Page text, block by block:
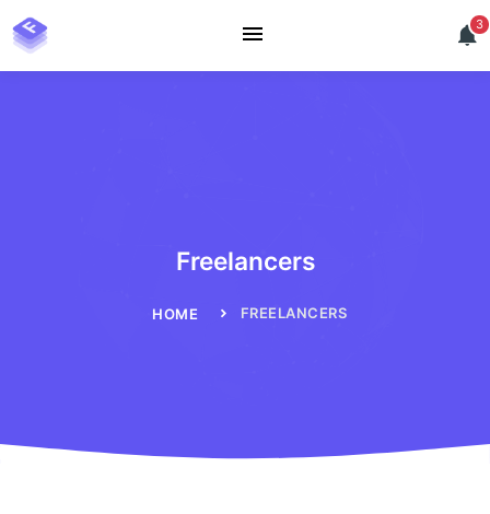
3
Freelancers
HOME FREELANCERS